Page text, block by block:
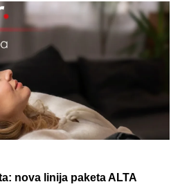
imala je ovu lampu, a
Mnogi je čuvaju u
kakvo blago imaju